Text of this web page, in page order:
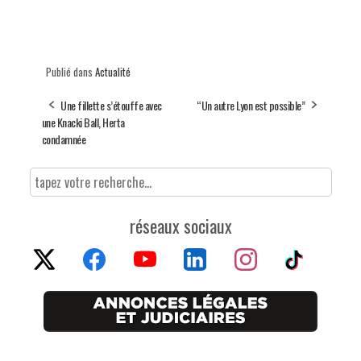
Publié dans Actualité
Une fillette s’étouffe avec
une Knacki Ball, Herta
condamnée
“Un autre Lyon est possible”
réseaux sociaux